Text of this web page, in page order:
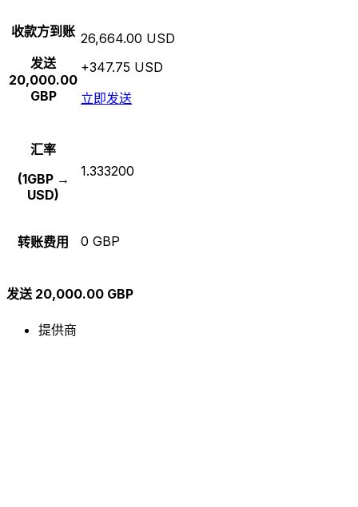
收款方到账
发送
20,000.00
GBP
26,664.00 USD
+347.75 USD
立即发送
汇率
(1GBP →
USD)
1.333200
转账费用 0 GBP
发送 20,000.00 GBP
提供商